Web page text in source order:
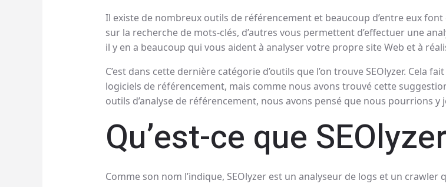
Il existe de nombreux outils de référencement et beaucoup d’entre eux
sur la recherche de mots-clés, d’autres vous permettent d’effectuer une
il y en a beaucoup qui vous aident à analyser votre propre site Web et à
C’est dans cette dernière catégorie d’outils que l’on trouve SEOlyzer. Cela
logiciels de référencement, mais comme nous avons trouvé cette
outils d’analyse de référencement, nous avons pensé que nous pourrions
Qu’est-ce que
Comme son nom l’indique, SEOlyzer est un analyseur de logs et un